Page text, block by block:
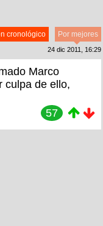
Por mejores
cronológico
24 dic 2011, 16:29
Marco
culpa de ello,
57